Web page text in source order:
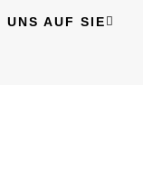
UNS AUF SIE